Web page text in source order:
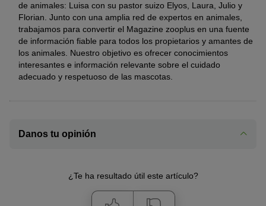
de animales: Luisa con su pastor suizo Elyos, Laura, Julio y
Florian. Junto con una amplia red de expertos en animales,
trabajamos para convertir el Magazine zooplus en una fuente
de información fiable para todos los propietarios y amantes de
los animales. Nuestro objetivo es ofrecer conocimientos
interesantes e información relevante sobre el cuidado
adecuado y respetuoso de las mascotas.
Danos tu opinión
¿Te ha resultado útil este artículo?